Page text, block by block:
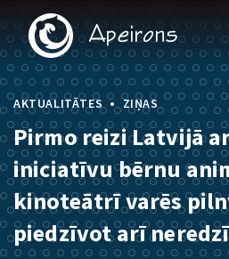
AKTUALITĀTES • ZIŅAS
Pirmo reizi Latvijā
iniciatīvu bērnu
kinoteātrī varēs
piedzīvot arī